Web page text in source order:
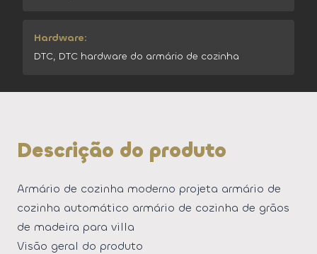
Hardware:
DTC, DTC hardware do armário de cozinha
Descrição do produto
Armário de cozinha moderno projeta armário de
cozinha automático armário de cozinha de grãos
de madeira para villa
Visão geral do produto